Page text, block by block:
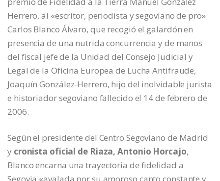
Herrero, al «escritor, periodista y segoviano de pro»
Carlos Blanco Álvaro, que recogió el galardón en
presencia de una nutrida concurrencia y de manos
del fiscal jefe de la Unidad del Consejo Judicial y
Legal de la Oficina Europea de Lucha Antifraude,
Joaquín González-Herrero, hijo del inolvidable jurista
e historiador segoviano fallecido el 14 de febrero de
2006.
Según el presidente del Centro Segoviano de Madrid
y cronista oficial de Riaza, Antonio Horcajo,
Blanco encarna una trayectoria de fidelidad a